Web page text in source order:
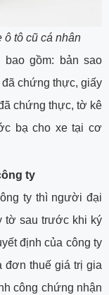
ô tô cũ cá nhân
gồm: bản sao
chứng thực, giấy
chứng thực, tờ kê
bạ cho xe tại cơ
ty
ty thì người đại
tờ sau trước khi ký
định của công ty
đơn thuế giá trị gia
công chứng nhận